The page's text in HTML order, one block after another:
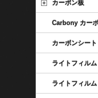
カーボン板
Carbony カー
カーボンシート
ライトフィルム
ライトフィル